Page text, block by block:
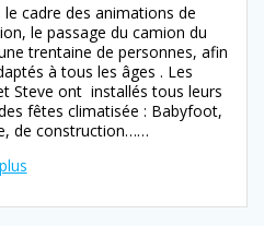
cadre des animations de
le passage du camion du
trentaine de personnes, afin
à tous les âges . Les
Steve ont installés tous leurs
fêtes climatisée : Babyfoot,
de construction……